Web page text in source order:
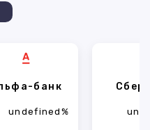
банк
undefined%